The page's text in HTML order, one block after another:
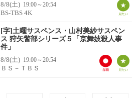
8/8(土) 19:00～20:54
BS-TBS 4K
[字]土曜サスペンス・山村美紗サスペン
ス 狩矢警部シリーズ５「京舞妓殺人事
件」
8/8(土) 19:00～20:54
ＢＳ－ＴＢＳ